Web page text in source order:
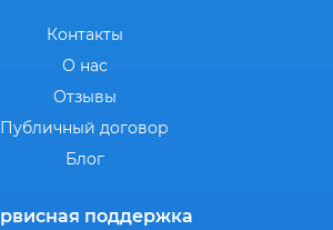
Контакты
О нас
Отзывы
Публичный договор
Блог
поддержка